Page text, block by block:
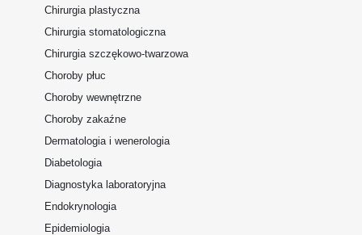
Chirurgia plastyczna
Chirurgia stomatologiczna
Chirurgia szczękowo-twarzowa
Choroby płuc
Choroby wewnętrzne
Choroby zakaźne
Dermatologia i wenerologia
Diabetologia
Diagnostyka laboratoryjna
Endokrynologia
Epidemiologia